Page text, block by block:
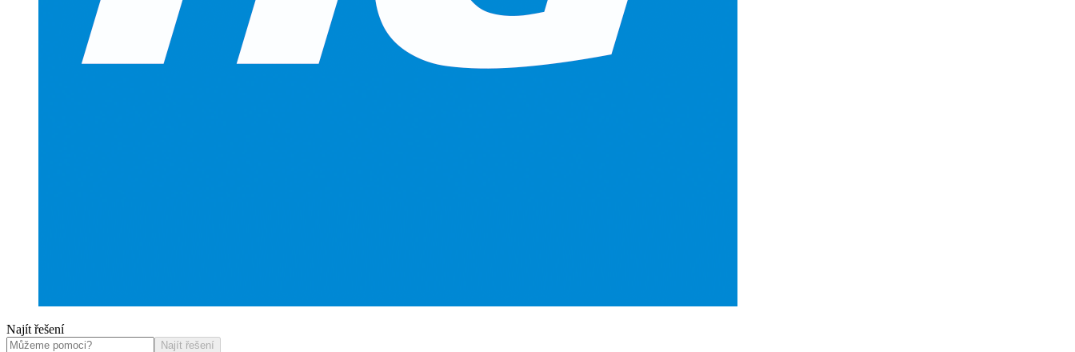
Najít řešení
Najít řešení